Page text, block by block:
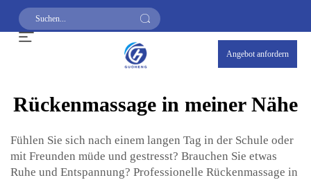
Angebot anfordern
Rückenmassage in meiner Nähe
Fühlen Sie sich nach einem langen Tag in der Schule oder
mit Freunden müde und gestresst? Brauchen Sie etwas
Ruhe und Entspannung? Professionelle Rückenmassage in